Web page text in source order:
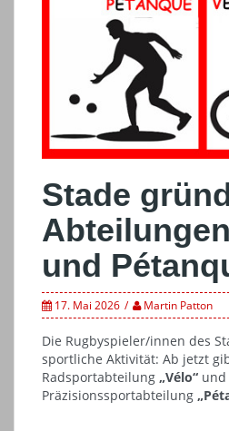
Stade
und
17. Mai 2026 Martin Patton
Die Rugbyspieler/innen des
sportliche Aktivität: Ab jetzt
Radsportabteilung „Vélo“ und
Präzisionssportabteilung